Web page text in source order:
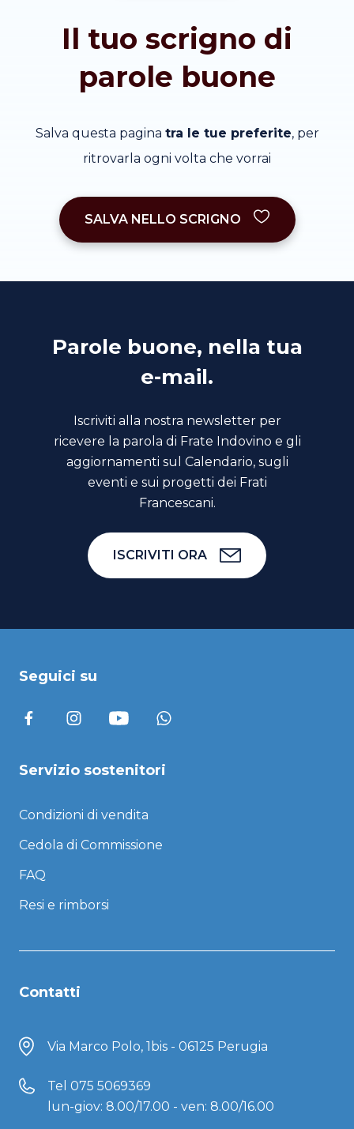
Il tuo scrigno di
parole buone
Salva questa pagina tra le tue preferite, per
ritrovarla ogni volta che vorrai
SALVA NELLO SCRIGNO
Parole buone, nella tua
e-mail.
Iscriviti alla nostra newsletter per
ricevere la parola di Frate Indovino e gli
aggiornamenti sul Calendario, sugli
eventi e sui progetti dei Frati
Francescani.
ISCRIVITI ORA
Seguici su
Servizio sostenitori
Condizioni di vendita
Cedola di Commissione
FAQ
Resi e rimborsi
Contatti
Via Marco Polo, 1bis - 06125 Perugia
Tel 075 5069369
lun-giov: 8.00/17.00 - ven: 8.00/16.00